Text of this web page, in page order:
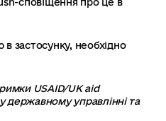
застосунку, необхідно
USAID/UK aid
у державному управлінні та